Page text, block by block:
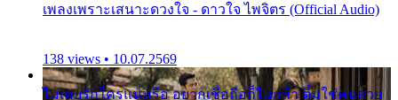
เพลงเพราะเสนาะดวงใจ - ดาวใจ ไพจิตร (Official Audio)
138 views • 10.07.2569
ไม่เคยรักใครแน่หรือ อยากเชื่อถือก็ไม่กล้า ติ๋มใช่คนสวย